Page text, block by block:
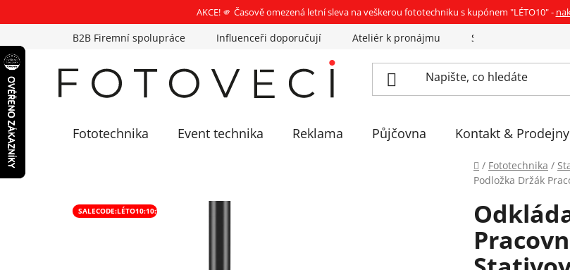
AKCE! 🫵 Časově omezená letní sleva na veškerou fototechniku s kupónem "LÉTO10" -
na
obsah
B2B Firemní spolupráce Influenceři doporučují Ateliér k pronájmu Sázíme stromky
Fototechnika Event technika Reklama Půjčovna Kontakt & Prodejny
Domů
/ Fototechnika /
Podložka Držák
SALECODE:LÉTO10:10:%